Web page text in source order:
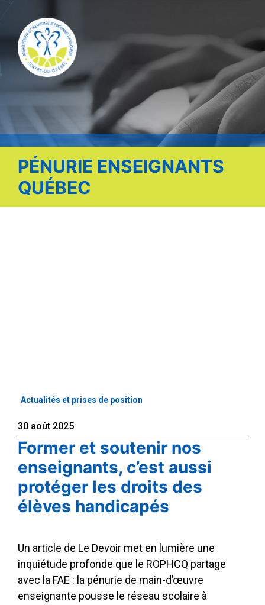
Offre d’emploi
Facebook
PÉNURIE ENSEIGNANTS
QUÉBEC
Actualités et prises de position
30 août 2025
Former et soutenir nos
enseignants, c’est aussi
protéger les droits des
élèves handicapés
Un article de Le Devoir met en lumière une
inquiétude profonde que le ROPHCQ partage
avec la FAE : la pénurie de main-d’œuvre
enseignante pousse le réseau scolaire à